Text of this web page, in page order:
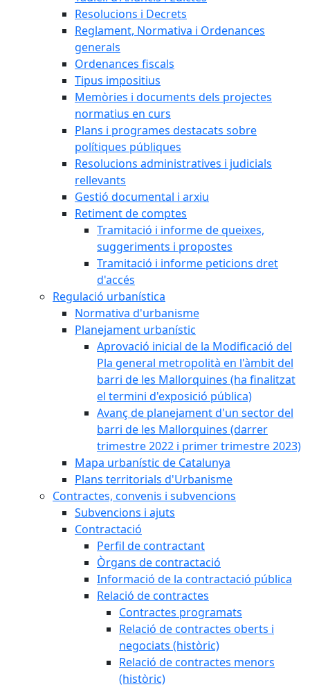
Resolucions i Decrets
Reglament, Normativa i Ordenances
generals
Ordenances fiscals
Tipus impositius
Memòries i documents dels projectes
normatius en curs
Plans i programes destacats sobre
polítiques públiques
Resolucions administratives i judicials
rellevants
Gestió documental i arxiu
Retiment de comptes
Tramitació i informe de queixes,
suggeriments i propostes
Tramitació i informe peticions dret
d'accés
Regulació urbanística
Normativa d'urbanisme
Planejament urbanístic
Aprovació inicial de la Modificació del
Pla general metropolità en l'àmbit del
barri de les Mallorquines (ha finalitzat
el termini d'exposició pública)
Avanç de planejament d'un sector del
barri de les Mallorquines (darrer
trimestre 2022 i primer trimestre 2023)
Mapa urbanístic de Catalunya
Plans territorials d'Urbanisme
Contractes, convenis i subvencions
Subvencions i ajuts
Contractació
Perfil de contractant
Òrgans de contractació
Informació de la contractació pública
Relació de contractes
Contractes programats
Relació de contractes oberts i
negociats (històric)
Relació de contractes menors
(històric)